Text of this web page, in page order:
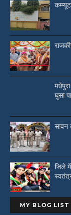
घुसा
सावन
जिले
MY BLOG LIST